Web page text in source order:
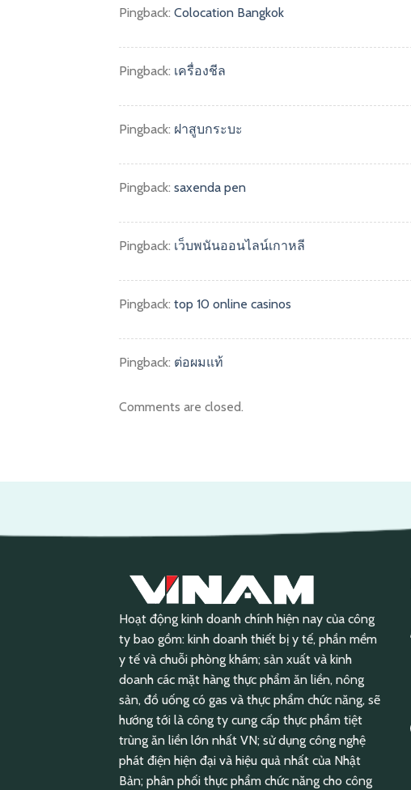
Pingback: Colocation Bangkok
Pingback: เครื่องชีล
Pingback: ฝาสูบกระบะ
Pingback: saxenda pen
Pingback: เว็บพนันออนไลน์เกาหลี
Pingback: top 10 online casinos
Pingback: ต่อผมแท้
Comments are closed.
Hoạt động kinh doanh chính hiện nay của công
ty bao gồm: kinh doanh thiết bị y tế, phần mềm
y tế và chuỗi phòng khám; sản xuất và kinh
doanh các mặt hàng thực phẩm ăn liền, nông
sản, đồ uống có gas và thực phẩm chức năng, sẽ
hướng tới là công ty cung cấp thực phẩm tiệt
trùng ăn liền lớn nhất VN; sử dụng công nghệ
phát điện hiện đại và hiệu quả nhất của Nhật
Bản; phân phối thực phẩm chức năng cho công